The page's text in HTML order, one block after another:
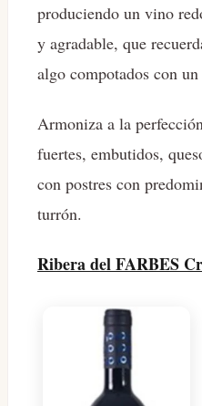
produciendo un vino
y agradable, que
algo compotados con
Armoniza a la
fuertes, embutidos,
con postres con
turrón.
Ribera del FARBES